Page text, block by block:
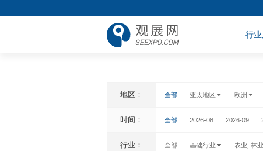
行
地区： 全部 亚太地区 欧洲
时间： 全部 2026-08 2026-09
行业： 全部 基础行业 农业, 林